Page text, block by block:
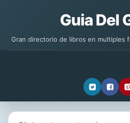
Guia Del
Gran directorio de libros en multiples